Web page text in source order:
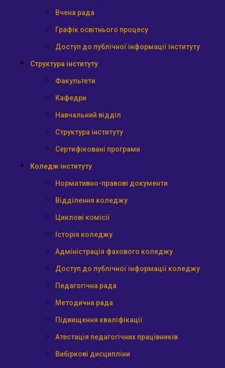
Вчена рада
Графік освітнього процесу
Доступ до публічної інформації інституту
Структура інституту
Факультети
Кафедри
Навчальний відділ
Структура інституту
Сертифіковані програми
Коледж інституту
Нормативно-правові документи
Відділення коледжу
Циклові комісії
Історія коледжу
Адміністрація фахового коледжу
Доступ до публічної інформації коледжу
Педагогічна рада
Методична рада
Підвищення кваліфікації
Атестація педагогічних працівників
Вибіркові дисципліни